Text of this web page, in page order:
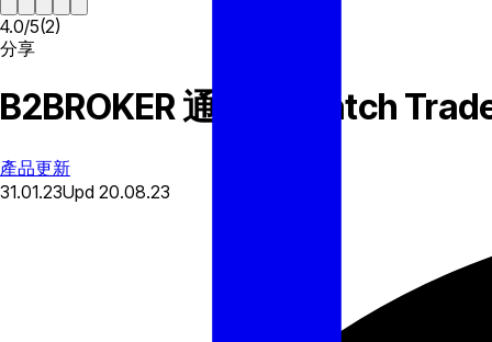
4.0/5(2)
分享
B2BROKER 通過與 Match
產品更新
31.01.23Upd 20.08.23